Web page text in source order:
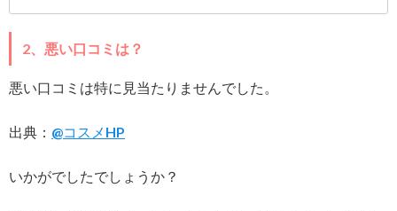
2、悪い口コミは？
悪い口コミは特に見当たりませんでした。
出典： @コスメHP
いかがでしたでしょうか？